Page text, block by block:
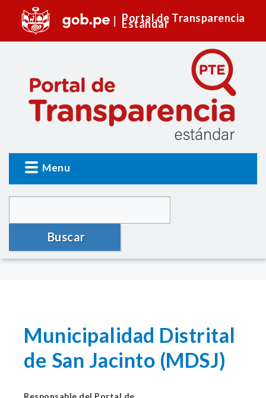
Portal de Transparencia
Estándar
Menu
Buscar
Municipalidad Distrital
de San Jacinto (MDSJ)
Responsable del Portal de